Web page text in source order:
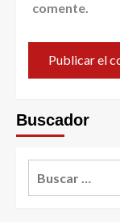
comente.
Buscador